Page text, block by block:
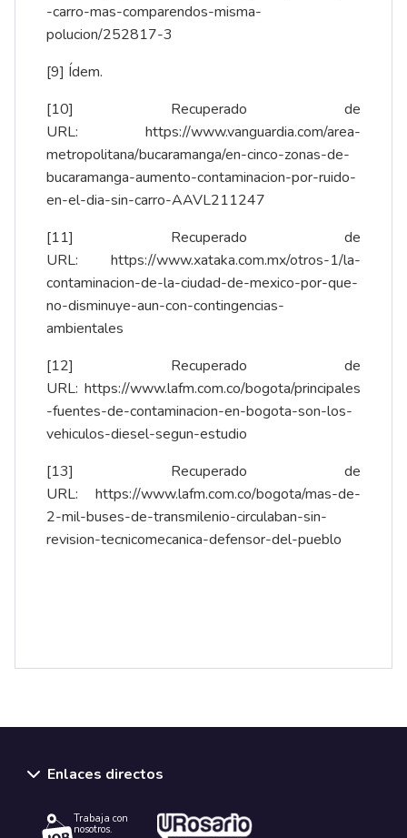
-carro-mas-comparendos-misma-
polucion/252817-3
[9] Ídem.
[10] Recuperado de
URL: https://www.vanguardia.com/area-
metropolitana/bucaramanga/en-cinco-zonas-de-
bucaramanga-aumento-contaminacion-por-ruido-
en-el-dia-sin-carro-AAVL211247
[11] Recuperado de
URL: https://www.xataka.com.mx/otros-1/la-
contaminacion-de-la-ciudad-de-mexico-por-que-
no-disminuye-aun-con-contingencias-
ambientales
[12] Recuperado de
URL: https://www.lafm.com.co/bogota/principales
-fuentes-de-contaminacion-en-bogota-son-los-
vehiculos-diesel-segun-estudio
[13] Recuperado de
URL: https://www.lafm.com.co/bogota/mas-de-
2-mil-buses-de-transmilenio-circulaban-sin-
revision-tecnicomecanica-defensor-del-pueblo
Enlaces directos
Trabaja con
nosotros.